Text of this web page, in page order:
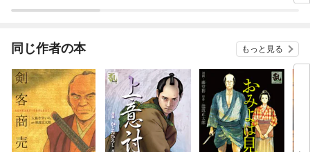
同じ作者の本 もっと見る